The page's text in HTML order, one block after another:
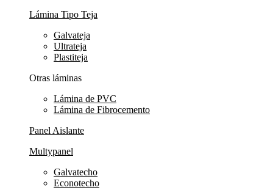
Lámina Tipo Teja
Galvateja
Ultrateja
Plastiteja
Otras láminas
Lámina de PVC
Lámina de Fibrocemento
Panel Aislante
Multypanel
Galvatecho
Econotecho